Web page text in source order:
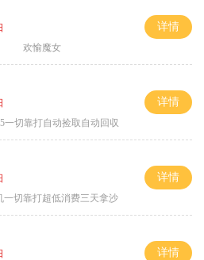
愉魔女
详情
一切靠打自动捡取自动回収
详情
一切靠打超低消费三天拿沙
详情
详情